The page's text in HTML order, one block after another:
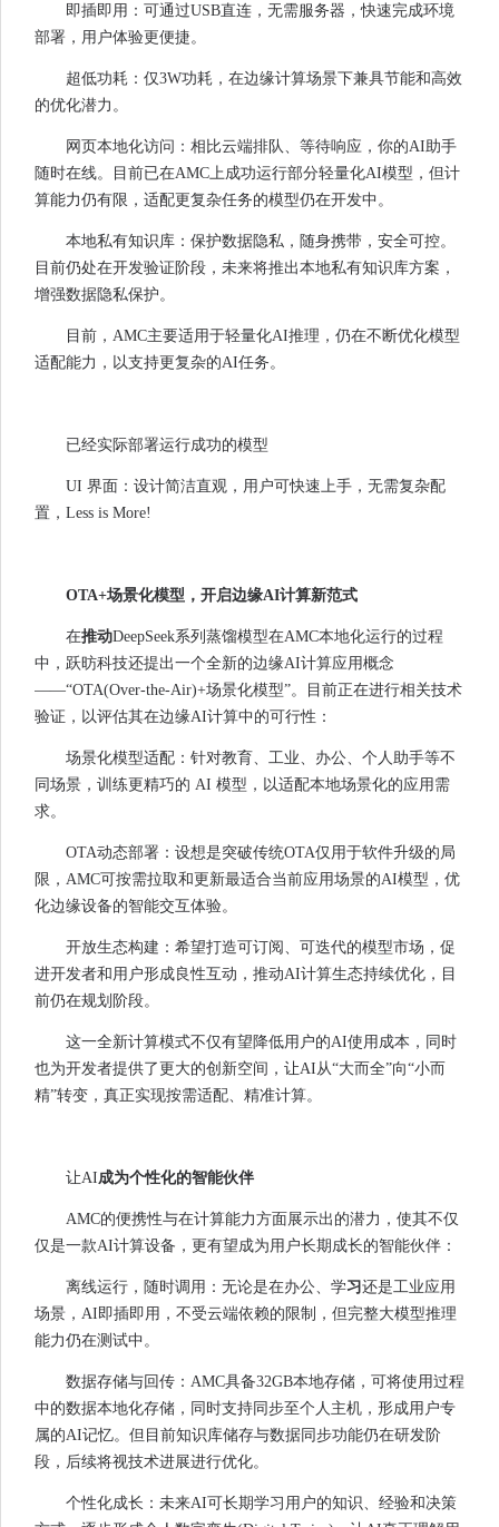
即插即用：可通过USB直连，无需服务器，快速完成环境
部署，用户体验更便捷。
超低功耗：仅3W功耗，在边缘计算场景下兼具节能和高效
的优化潜力。
网页本地化访问：相比云端排队、等待响应，你的AI助手
随时在线。目前已在AMC上成功运行部分轻量化AI模型，但计
算能力仍有限，适配更复杂任务的模型仍在开发中。
本地私有知识库：保护数据隐私，随身携带，安全可控。
目前仍处在开发验证阶段，未来将推出本地私有知识库方案，
增强数据隐私保护。
目前，AMC主要适用于轻量化AI推理，仍在不断优化模型
适配能力，以支持更复杂的AI任务。
已经实际部署运行成功的模型
UI 界面：设计简洁直观，用户可快速上手，无需复杂配
置，Less is More!
OTA+场景化模型，开启边缘AI计算新范式
在推动DeepSeek系列蒸馏模型在AMC本地化运行的过程
中，跃昉科技还提出一个全新的边缘AI计算应用概念
——“OTA(Over-the-Air)+场景化模型”。目前正在进行相关技术
验证，以评估其在边缘AI计算中的可行性：
场景化模型适配：针对教育、工业、办公、个人助手等不
同场景，训练更精巧的 AI 模型，以适配本地场景化的应用需
求。
OTA动态部署：设想是突破传统OTA仅用于软件升级的局
限，AMC可按需拉取和更新最适合当前应用场景的AI模型，优
化边缘设备的智能交互体验。
开放生态构建：希望打造可订阅、可迭代的模型市场，促
进开发者和用户形成良性互动，推动AI计算生态持续优化，目
前仍在规划阶段。
这一全新计算模式不仅有望降低用户的AI使用成本，同时
也为开发者提供了更大的创新空间，让AI从“大而全”向“小而
精”转变，真正实现按需适配、精准计算。
让AI成为个性化的智能伙伴
AMC的便携性与在计算能力方面展示出的潜力，使其不仅
仅是一款AI计算设备，更有望成为用户长期成长的智能伙伴：
离线运行，随时调用：无论是在办公、学习 还是工业应用
场景，AI即插即用，不受云端依赖的限制，但完整大模型推理
能力仍在测试中。
数据存储与回传：AMC具备32GB本地存储，可将使用过程
中的数据本地化存储，同时支持同步至个人主机，形成用户专
属的AI记忆。但目前知识库储存与数据同步功能仍在研发阶
段，后续将视技术进展进行优化。
个性化成长：未来AI可长期学习用户的知识、经验和决策